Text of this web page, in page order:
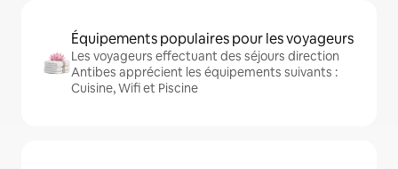
Équipements populaires pour les voyageurs
Les voyageurs effectuant des séjours direction
Antibes apprécient les équipements suivants :
Cuisine, Wifi et Piscine